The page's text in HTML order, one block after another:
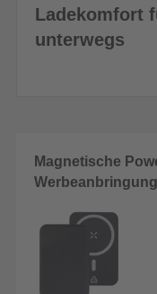
Ladekomfort
unterwegs
Magnetische
Werbeanbringung